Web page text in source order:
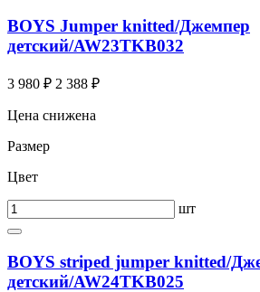
BOYS Jumper knitted/Джемпер
детский/AW23TKB032
3 980 ₽ 2 388 ₽
Цена снижена
Размер
Цвет
шт
BOYS striped jumper knitted/
детский/AW24TKB025